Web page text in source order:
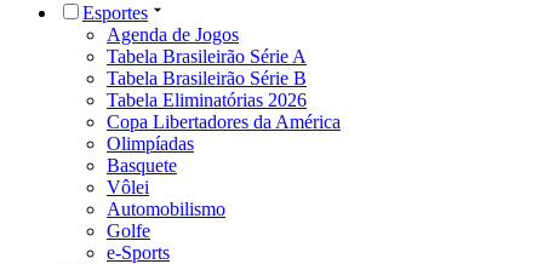
Esportes
Agenda de Jogos
Tabela Brasileirão Série A
Tabela Brasileirão Série B
Tabela Eliminatórias 2026
Copa Libertadores da América
Olimpíadas
Basquete
Vôlei
Automobilismo
Golfe
e-Sports